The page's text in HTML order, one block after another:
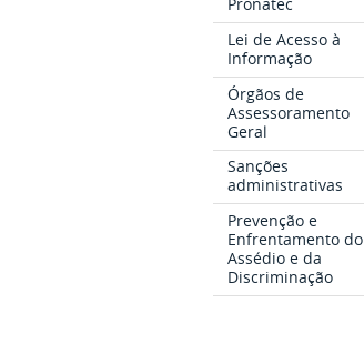
Lei de Acesso à
Informação
Órgãos de
Assessoramento
Geral
Sanções
administrativas
Prevenção e
Enfrentamento do
Assédio e da
Discriminação